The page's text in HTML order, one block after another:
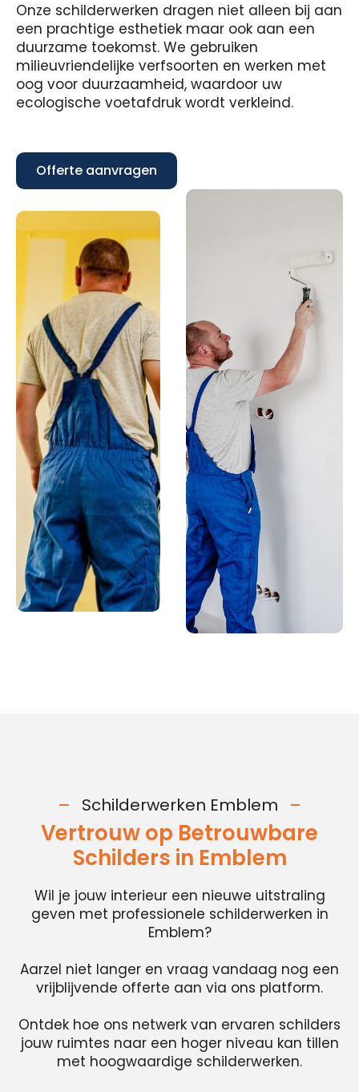
Onze schilderwerken dragen niet alleen bij aan
een prachtige esthetiek maar ook aan een
duurzame toekomst. We gebruiken
milieuvriendelijke verfsoorten en werken met
oog voor duurzaamheid, waardoor uw
ecologische voetafdruk wordt verkleind.
Offerte aanvragen
Schilderwerken Emblem
Vertrouw op Betrouwbare
Schilders in Emblem
Wil je jouw interieur een nieuwe uitstraling
geven met professionele schilderwerken in
Emblem?
Aarzel niet langer en vraag vandaag nog een
vrijblijvende offerte aan via ons platform.
Ontdek hoe ons netwerk van ervaren schilders
jouw ruimtes naar een hoger niveau kan tillen
met hoogwaardige schilderwerken.